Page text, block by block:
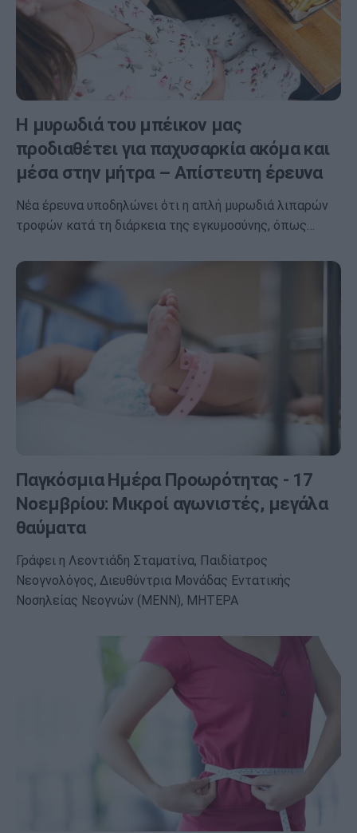
Η μυρωδιά του μπέικον μας
προδιαθέτει για παχυσαρκία ακόμα και
μέσα στην μήτρα – Απίστευτη έρευνα
Νέα έρευνα υποδηλώνει ότι η απλή μυρωδιά λιπαρών
τροφών κατά τη διάρκεια της εγκυμοσύνης, όπως…
Παγκόσμια Ημέρα Προωρότητας - 17
Νοεμβρίου: Μικροί αγωνιστές, μεγάλα
θαύματα
Γράφει η Λεοντιάδη Σταματίνα, Παιδίατρος
Νεογνολόγος, Διευθύντρια Μονάδας Εντατικής
Νοσηλείας Νεογνών (ΜΕΝΝ), ΜΗΤΕΡΑ